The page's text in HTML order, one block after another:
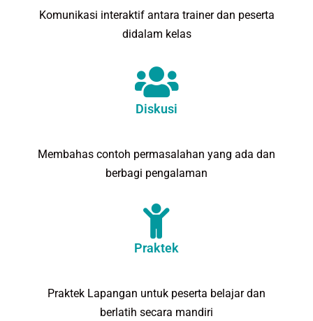
Komunikasi interaktif antara trainer dan peserta
didalam kelas
Diskusi
Membahas contoh permasalahan yang ada dan
berbagi pengalaman
Praktek
Praktek Lapangan untuk peserta belajar dan
berlatih secara mandiri